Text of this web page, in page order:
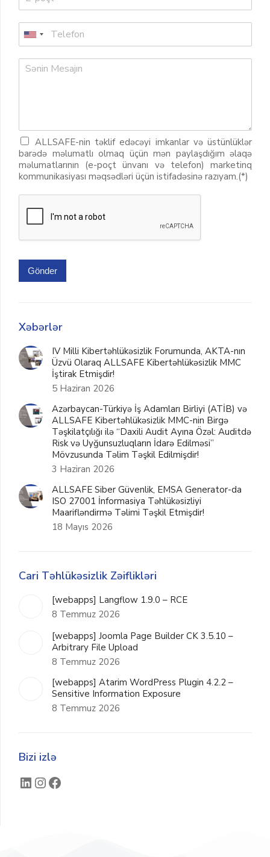
ALLSAFE-nin təklif edəcəyi imkanlar və üstünlüklər
barədə məlumatlı olmaq üçün mən paylaşdığım əlaqə
məlumatlarının (e-poçt ünvanı və telefon) marketinq
kommunikasiyası məqsədləri üçün istifadəsinə razıyam.(*)
Gönder
Xəbərlər
IV Milli Kibertəhlükəsizlik Forumunda, AKTA-nın
Üzvü Olaraq ALLSAFE Kibertəhlükəsizlik MMC
İştirak Etmişdir!
5 Haziran 2026
Azərbaycan-Türkiyə İş Adamları Birliyi (ATİB) və
ALLSAFE Kibertəhlükəsizlik MMC-nin Birgə
Təşkilatçılığı ilə “Daxili Audit Ayına Özəl: Auditdə
Risk və Uyğunsuzluqların İdarə Edilməsi”
Mövzusunda Təlim Təşkil Edilmişdir!
3 Haziran 2026
ALLSAFE Siber Güvenlik, EMSA Generator-da
ISO 27001 İnformasiya Təhlükəsizliyi
Maarifləndirmə Təlimi Təşkil Etmişdir!
18 Mayıs 2026
Cari Təhlükəsizlik Zəiflikləri
[webapps] Langflow 1.9.0 – RCE
8 Temmuz 2026
[webapps] Joomla Page Builder CK 3.5.10 –
Arbitrary File Upload
8 Temmuz 2026
[webapps] Atarim WordPress Plugin 4.2.2 –
Sensitive Information Exposure
8 Temmuz 2026
Bizi izlə